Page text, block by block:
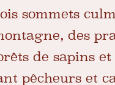
sommets
des
de sapins et
pêcheurs et